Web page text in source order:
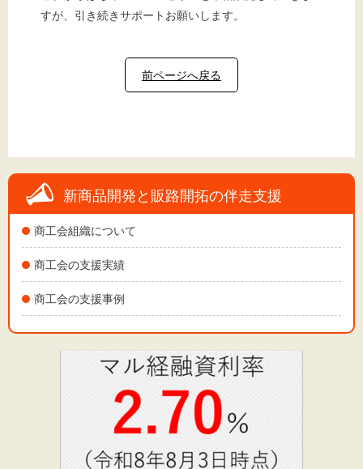
新商品開発と販路開拓の伴走支援
商工会組織について
商工会の支援実績
商工会の支援事例
すが、引き続きサポートお願いします。
前ページへ戻る